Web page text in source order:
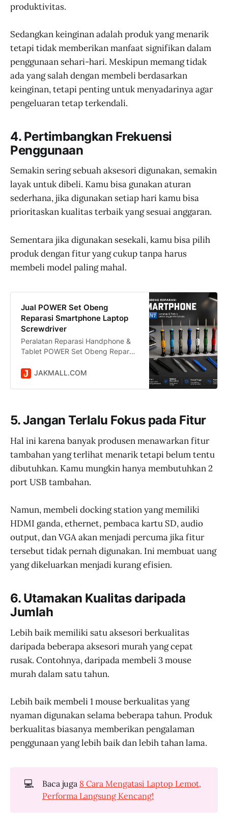
produktivitas.
Sedangkan keinginan adalah produk yang menarik
tetapi tidak memberikan manfaat signifikan dalam
penggunaan sehari-hari. Meskipun memang tidak
ada yang salah dengan membeli berdasarkan
keinginan, tetapi penting untuk menyadarinya agar
pengeluaran tetap terkendali.
4. Pertimbangkan Frekuensi
Penggunaan
Semakin sering sebuah aksesori digunakan, semakin
layak untuk dibeli. Kamu bisa gunakan aturan
sederhana, jika digunakan setiap hari kamu bisa
prioritaskan kualitas terbaik yang sesuai anggaran.
Sementara jika digunakan sesekali, kamu bisa pilih
produk dengan fitur yang cukup tanpa harus
membeli model paling mahal.
Jual POWER Set Obeng
Reparasi Smartphone Laptop
Screwdriver
Peralatan Reparasi Handphone &
Tablet POWER Set Obeng Reparasi
Toolkit 16in1 - 2811 harga Rp
JAKMALL.COM
5. Jangan Terlalu Fokus pada Fitur
Hal ini karena banyak produsen menawarkan fitur
tambahan yang terlihat menarik tetapi belum tentu
dibutuhkan. Kamu mungkin hanya membutuhkan 2
port USB tambahan.
Namun, membeli docking station yang memiliki
HDMI ganda, ethernet, pembaca kartu SD, audio
output, dan VGA akan menjadi percuma jika fitur
tersebut tidak pernah digunakan. Ini membuat uang
yang dikeluarkan menjadi kurang efisien.
6. Utamakan Kualitas daripada
Jumlah
Lebih baik memiliki satu aksesori berkualitas
daripada beberapa aksesori murah yang cepat
rusak. Contohnya, daripada membeli 3 mouse
murah dalam satu tahun.
Lebih baik membeli 1 mouse berkualitas yang
nyaman digunakan selama beberapa tahun. Produk
berkualitas biasanya memberikan pengalaman
penggunaan yang lebih baik dan lebih tahan lama.
💻 Baca juga 8 Cara Mengatasi Laptop Lemot,
Performa Langsung Kencang!